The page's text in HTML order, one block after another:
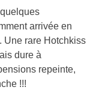
arrivée en
Une rare Hotchkiss
dure à
repeinte,
!!!